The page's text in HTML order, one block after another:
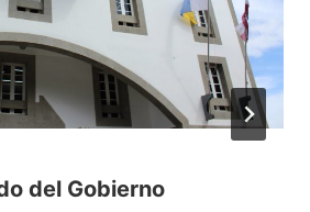
del Gobierno